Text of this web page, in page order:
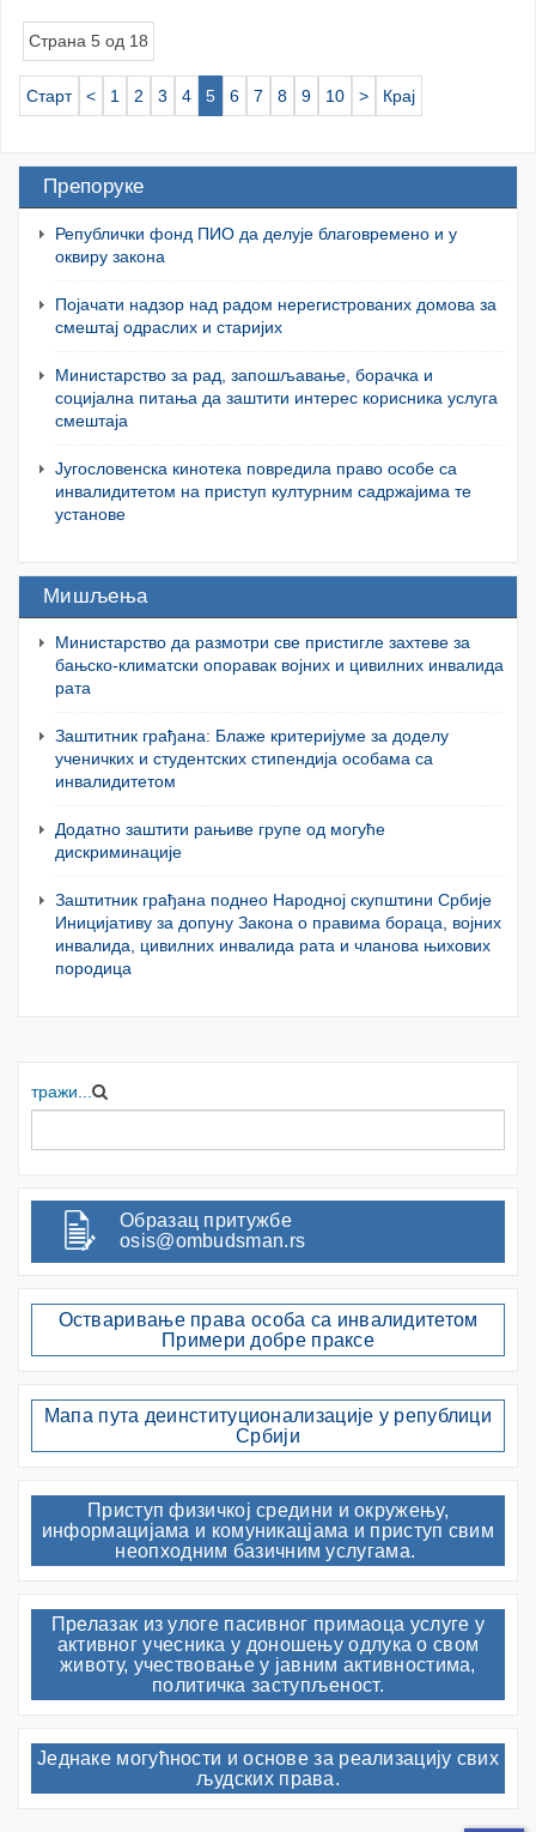
Страна 5 од 18
Старт < 1 2 3 4 5 6 7 8 9 10 > Крај
Препоруке
Републички фонд ПИО да делује благовремено и у
оквиру закона
Појачати надзор над радом нерегистрованих домова за
смештај одраслих и старијих
Министарство за рад, запошљавање, борачка и
социјална питања да заштити интерес корисника услуга
смештаја
Југословенска кинотека повредила право особе са
инвалидитетом на приступ културним садржајима те
установе
Мишљења
Министарство да размотри све пристигле захтеве за
бањско-климатски опоравак војних и цивилних инвалида
рата
Заштитник грађана: Блаже критеријуме за доделу
ученичких и студентских стипендија особама са
инвалидитетом
Додатно заштити рањиве групе од могуће
дискриминације
Заштитник грађана поднео Народној скупштини Србије
Иницијативу за допуну Закона о правима бораца, војних
инвалида, цивилних инвалида рата и чланова њихових
породица
тражи...
Образац притужбе
osis@ombudsman.rs
Остваривање права особа са инвалидитетом
Примери добре праксе
Мапа пута деинституционализације у републици
Србији
Приступ физичкој средини и окружењу,
информацијама и комуникацјама и приступ свим
неопходним базичним услугама.
Прелазак из улоге пасивног примаоца услуге у
активног учесника у доношењу одлука о свом
животу, учествовање у јавним активностима,
политичка заступљеност.
Једнаке могућности и основе за реализацију свих
људских права.